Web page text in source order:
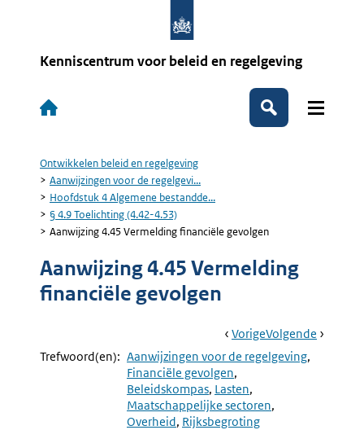
Kenniscentrum voor beleid en regelgeving
Hoofdnavigatie
Zoeken
Kruimelpad
Ontwikkelen beleid en regelgeving
Aanwijzingen voor de regelgevi...
Hoofdstuk 4 Algemene bestandde...
§ 4.9 Toelichting (4.42-4.53)
Aanwijzing 4.45 Vermelding financiële gevolgen
Aanwijzing 4.45 Vermelding
financiële gevolgen
Book
Navigation
Ga
Naar
VorigePagina:
Aanwijzing
4.44
Externe
Ga
Naar
Volgende Pagina:
Trefwoord(en): Aanwijzingen voor de regelgeving
Financiële gevolgen
Beleidskompas Lasten
Maatschappelijke sectoren
Overheid Rijksbegroting